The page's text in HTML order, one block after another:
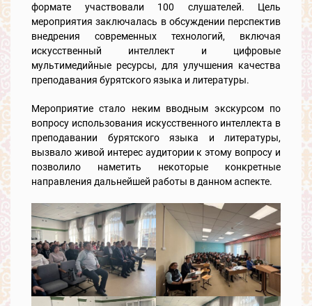
формате участвовали 100 слушателей. Цель
мероприятия заключалась в обсуждении перспектив
внедрения современных технологий, включая
искусственный интеллект и цифровые
мультимедийные ресурсы, для улучшения качества
преподавания бурятского языка и литературы.
Мероприятие стало неким вводным экскурсом по
вопросу использования искусственного интеллекта в
преподавании бурятского языка и литературы,
вызвало живой интерес аудитории к этому вопросу и
позволило наметить некоторые конкретные
направления дальнейшей работы в данном аспекте.